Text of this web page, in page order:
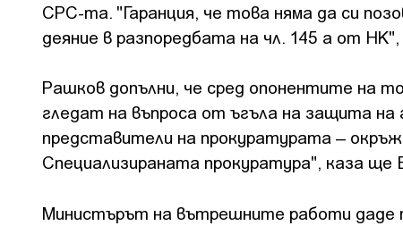
СРС-та. "Гаранция, че това няма да си
деяние в разпоредбата на чл. 145 а от
Рашков допълни, че сред опонентите на
гледат на въпроса от ъгъла на защита на
представители на прокуратурата –
Специализираната прокуратура", каза ще
Министърът на вътрешните работи даде